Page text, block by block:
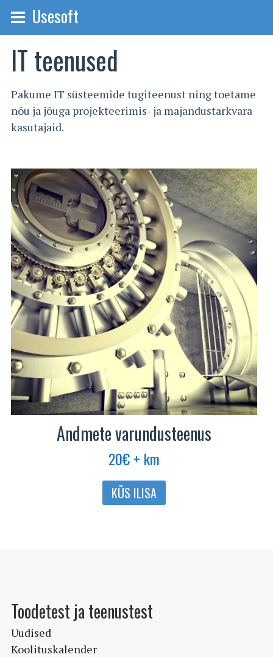
Usesoft
IT teenused
Pakume IT süsteemide tugiteenust ning toetame
nõu ja jõuga projekteerimis- ja majandustarkvara
kasutajaid.
Andmete varundusteenus
20€+ km
KÜS ILISA
Toodetest ja teenustest
Uudised
Koolituskalender